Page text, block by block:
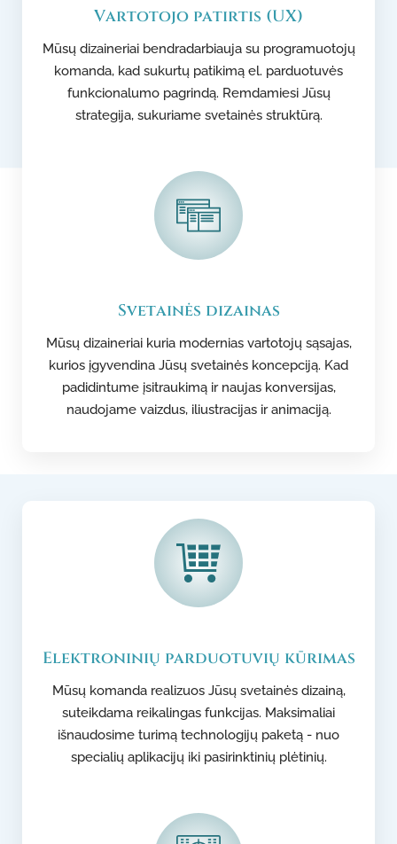
Vartotojo patirtis (UX)
Mūsų dizaineriai bendradarbiauja su programuotojų
komanda, kad sukurtų patikimą el. parduotuvės
funkcionalumo pagrindą. Remdamiesi Jūsų
strategija, sukuriame svetainės struktūrą.
Svetainės dizainas
Mūsų dizaineriai kuria modernias vartotojų sąsajas,
kurios įgyvendina Jūsų svetainės koncepciją. Kad
padidintume įsitraukimą ir naujas konversijas,
naudojame vaizdus, iliustracijas ir animaciją.
Elektroninių parduotuvių kūrimas
Mūsų komanda realizuos Jūsų svetainės dizainą,
suteikdama reikalingas funkcijas. Maksimaliai
išnaudosime turimą technologijų paketą - nuo
specialių aplikacijų iki pasirinktinių plėtinių.